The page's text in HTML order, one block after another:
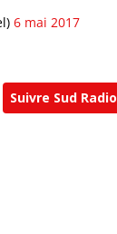
6 mai 2017
Suivre Sud Radio